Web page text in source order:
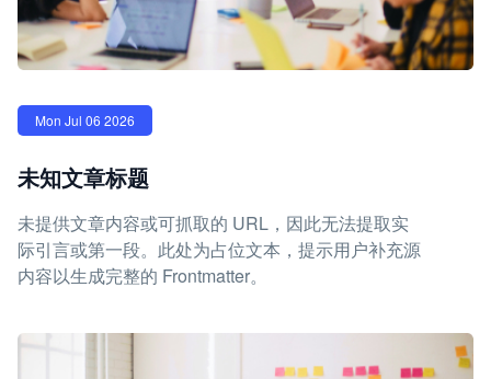
Mon Jul 06 2026
未知文章标题
未提供文章内容或可抓取的 URL，因此无法提取实
际引言或第一段。此处为占位文本，提示用户补充源
内容以生成完整的 Frontmatter。